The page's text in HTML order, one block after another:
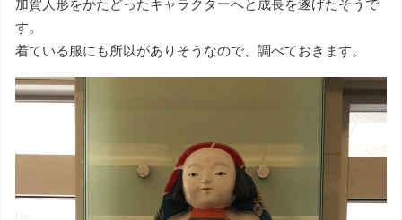
加賀人形をかたどったキャラクターへと成長を遂げたそうで
す。
着ている服にも所以がありそうなので、調べておきます。